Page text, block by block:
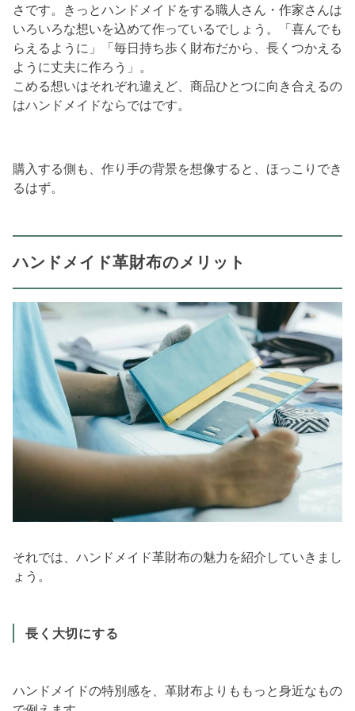
さです。きっとハンドメイドをする職人さん・作家さんは
いろいろな想いを込めて作っているでしょう。「喜んでも
らえるように」「毎日持ち歩く財布だから、長くつかえる
ように丈夫に作ろう」。
こめる想いはそれぞれ違えど、商品ひとつに向き合えるの
はハンドメイドならではです。
購入する側も、作り手の背景を想像すると、ほっこりでき
るはず。
ハンドメイド革財布のメリット
それでは、ハンドメイド革財布の魅力を紹介していきまし
ょう。
長く大切にする
ハンドメイドの特別感を、革財布よりももっと身近なもの